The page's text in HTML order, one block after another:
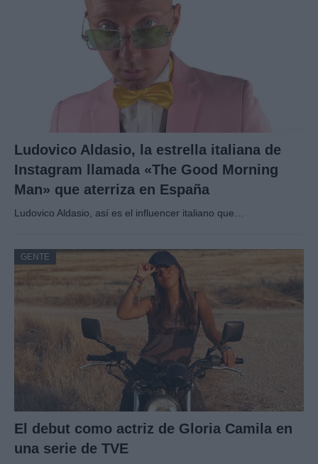
Ludovico Aldasio, la estrella italiana de
Instagram llamada «The Good Morning
Man» que aterriza en España
Ludovico Aldasio, así es el influencer italiano que…
GENTE
El debut como actriz de Gloria Camila en
una serie de TVE